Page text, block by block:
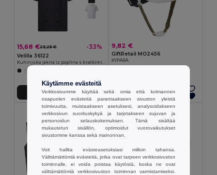
15,68 €23,25 € -33%
Velilla 36122
Lisää Ostokoriin
9,82 €
GiftRetail MO2456
KYPÄRÄ
Lisää Ostokoriin
Käytämme evästeitä
Verkkosivumme käyttää sekä omia että kolmannen
osapuolen evästeitä parantaakseen sivuston yleistä
toimivuutta, muistaakseen asetuksesi, analysoidakseen
verkkosivun suorituskykyä ja tarjotakseen sujuvan ja
personoidun selauskokemuksen. Tämä sisältää
mukautetun sisällön, optimoidut vuorovaikutukset
sivustomme kanssa sekä mainonnan.
Voit hallita evästeasetuksiasi milloin tahansa.
Välttämättömiä evästeitä, jotka ovat tarpeen verkkosivuston
toiminnalle, ei voida poistaa käytöstä, koska ne ovat
välttämättömiä verkkosivuston toiminnan varmistamiseksi.